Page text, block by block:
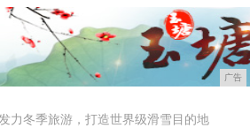
广告
力冬季旅游，打造世界级滑雪目的地